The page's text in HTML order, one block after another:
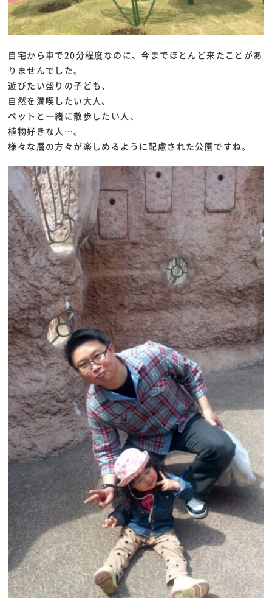
自宅から車で20分程度なのに、今までほとんど来たことがあ
りませんでした。
遊びたい盛りの子ども、
自然を満喫したい大人、
ペットと一緒に散歩したい人、
植物好きな人…。
様々な層の方々が楽しめるように配慮された公園ですね。